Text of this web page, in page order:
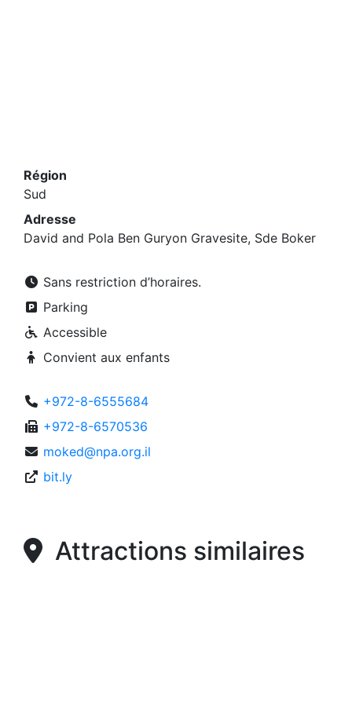
Région
Sud
Adresse
David and Pola Ben Guryon Gravesite, Sde Boker
Sans restriction d’horaires.
Parking
Accessible
Convient aux enfants
+972-8-6555684
+972-8-6570536
moked@npa.org.il
bit.ly
Attractions similaires